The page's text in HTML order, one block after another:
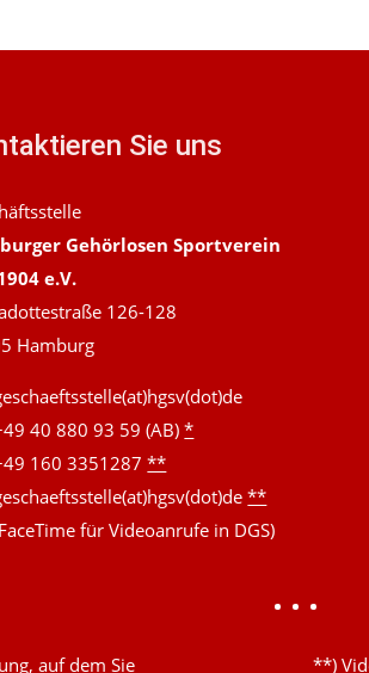
Sie uns
Gehörlosen Sportverein
e.V.
126-128
Hamburg
40 880 93 59 (AB)*
160 3351287**
**
für Videoanrufe in DGS)
auf dem Sie **)